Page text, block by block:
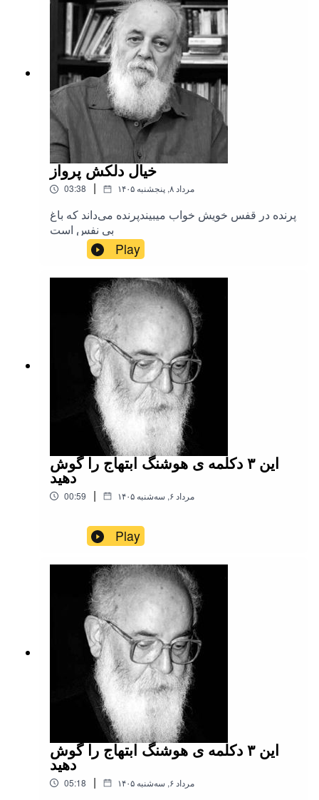
خیال دلکش پرواز
03:38 | ۱۴۰۵ مرداد ۸, پنجشنبه
پرنده در قفس خویش خواب میبیندپرنده می‌داند که باغ
بی نفس است
Play
این ۳ دکلمه ی هوشنگ ابتهاج را گوش
دهید
00:59 | ۱۴۰۵ مرداد ۶, سه‌شنبه
Play
این ۳ دکلمه ی هوشنگ ابتهاج را گوش
دهید
05:18 | ۱۴۰۵ مرداد ۶, سه‌شنبه